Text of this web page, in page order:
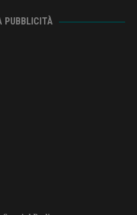
PUBBLICITÀ